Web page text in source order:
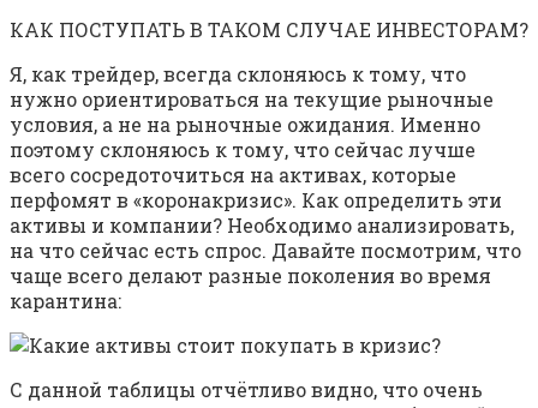
КАК ПОСТУПАТЬ В ТАКОМ СЛУЧАЕ ИНВЕСТОРАМ?
Я, как трейдер, всегда склоняюсь к тому, что
нужно ориентироваться на текущие рыночные
условия, а не на рыночные ожидания. Именно
поэтому склоняюсь к тому, что сейчас лучше
всего сосредоточиться на активах, которые
перфомят в «коронакризис». Как определить эти
активы и компании? Необходимо анализировать,
на что сейчас есть спрос. Давайте посмотрим, что
чаще всего делают разные поколения во время
карантина:
С данной таблицы отчётливо видно, что очень